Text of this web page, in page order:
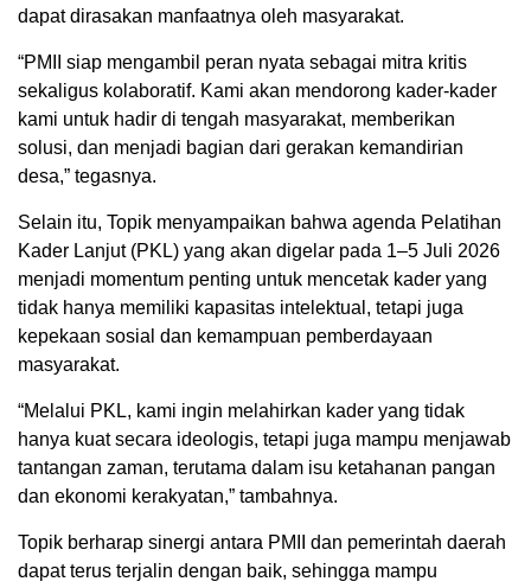
dapat dirasakan manfaatnya oleh masyarakat.
“PMII siap mengambil peran nyata sebagai mitra kritis
sekaligus kolaboratif. Kami akan mendorong kader-kader
kami untuk hadir di tengah masyarakat, memberikan
solusi, dan menjadi bagian dari gerakan kemandirian
desa,” tegasnya.
Selain itu, Topik menyampaikan bahwa agenda Pelatihan
Kader Lanjut (PKL) yang akan digelar pada 1–5 Juli 2026
menjadi momentum penting untuk mencetak kader yang
tidak hanya memiliki kapasitas intelektual, tetapi juga
kepekaan sosial dan kemampuan pemberdayaan
masyarakat.
“Melalui PKL, kami ingin melahirkan kader yang tidak
hanya kuat secara ideologis, tetapi juga mampu menjawab
tantangan zaman, terutama dalam isu ketahanan pangan
dan ekonomi kerakyatan,” tambahnya.
Topik berharap sinergi antara PMII dan pemerintah daerah
dapat terus terjalin dengan baik, sehingga mampu